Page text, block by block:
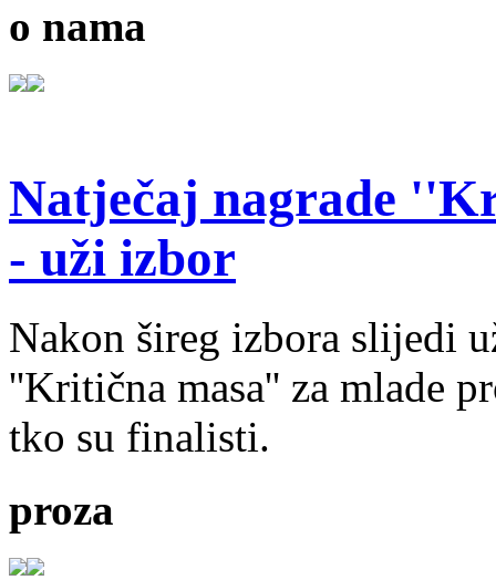
o nama
Natječaj nagrade
- uži izbor
Nakon šireg izbora slijedi
''Kritična masa'' za mlade
tko su finalisti.
proza